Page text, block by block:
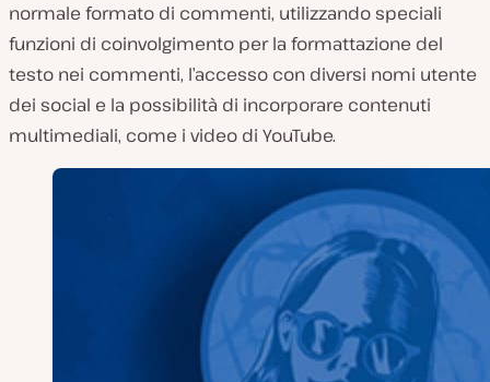
normale formato di commenti, utilizzando speciali
funzioni di coinvolgimento per la formattazione del
testo nei commenti, l’accesso con diversi nomi utente
dei social e la possibilità di incorporare contenuti
multimediali, come i video di YouTube.